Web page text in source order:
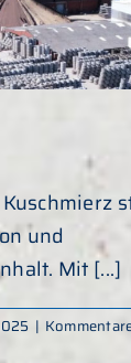
und
Mit [...]
|